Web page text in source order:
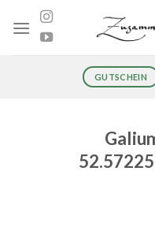
Inhalt
GUTSCHEIN